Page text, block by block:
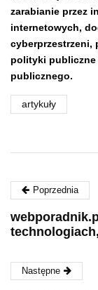
zarabianie przez
internetowych,
cyberprzestrzeni,
polityki
publicznego.
artykuły
Poprzednia
Następne